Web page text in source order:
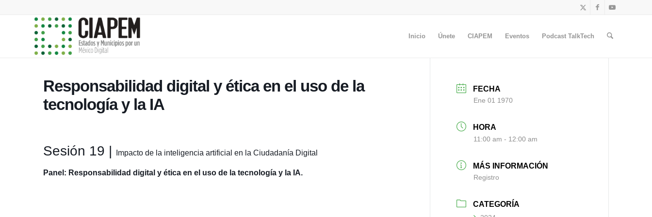
Inicio Únete CIAPEM Eventos Podcast TalkTech
Responsabilidad digital y ética en el uso de la
tecnología y la IA
Sesión 19 | Impacto de la inteligencia artificial en la Ciudadanía Digital
Panel: Responsabilidad digital y ética en el uso de la tecnología y la IA.
FECHA
Ene 01 1970
HORA
11:00 am - 12:00 am
MÁS INFORMACIÓN
Registro
CATEGORÍA